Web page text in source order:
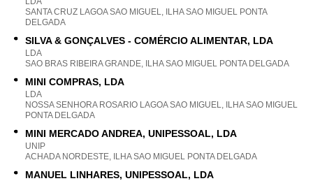
SANTA CRUZ LAGOA SAO MIGUEL, ILHA SAO MIGUEL PONTA
DELGADA
SILVA & GONÇALVES - COMÉRCIO ALIMENTAR, LDA
LDA
SAO BRAS RIBEIRA GRANDE, ILHA SAO MIGUEL PONTA DELGADA
MINI COMPRAS, LDA
LDA
NOSSA SENHORA ROSARIO LAGOA SAO MIGUEL, ILHA SAO MIGUEL
PONTA DELGADA
MINI MERCADO ANDREA, UNIPESSOAL, LDA
UNIP
ACHADA NORDESTE, ILHA SAO MIGUEL PONTA DELGADA
MANUEL LINHARES, UNIPESSOAL, LDA